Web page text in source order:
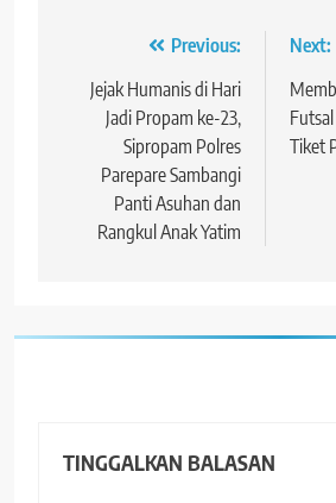
Navigasi
pos
Previous:
Jejak Humanis di Hari
Jadi Propam ke-23,
Sipropam Polres
Parepare Sambangi
Panti Asuhan dan
Rangkul Anak Yatim
Next:
Tiket
TINGGALKAN BALASAN